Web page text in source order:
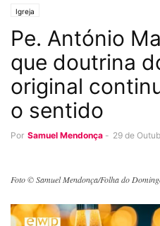
Igreja
Pe. António
que doutrina
original
o sentido
Por Samuel Mendonça - 29 de
Foto © Samuel Mendonça/Folha do